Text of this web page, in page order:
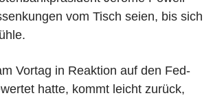
vom Tisch seien, bis sich
Vortag in Reaktion auf den Fed-
hatte, kommt leicht zurück,